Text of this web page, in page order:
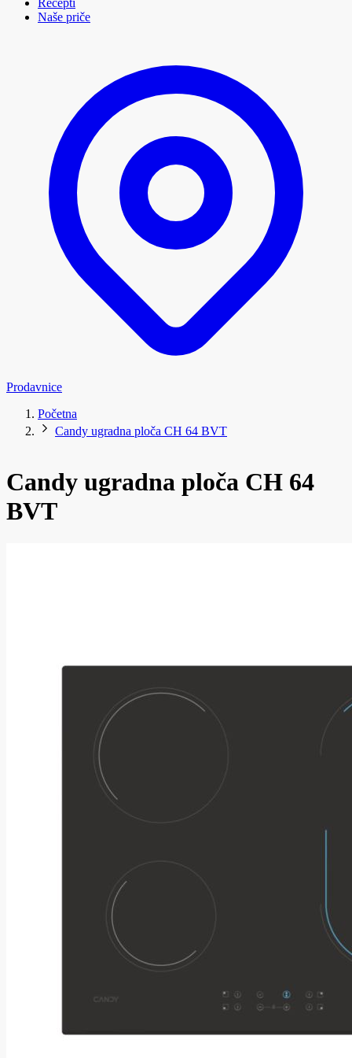
Recepti
Naše priče
Prodavnice
Početna
Candy ugradna ploča CH 64 BVT
Candy ugradna ploča CH 64
BVT